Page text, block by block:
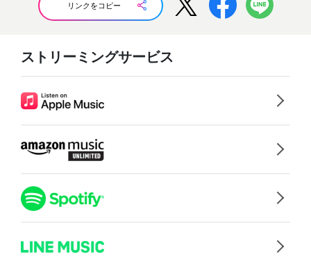
リンクをコピー
ストリーミングサービス